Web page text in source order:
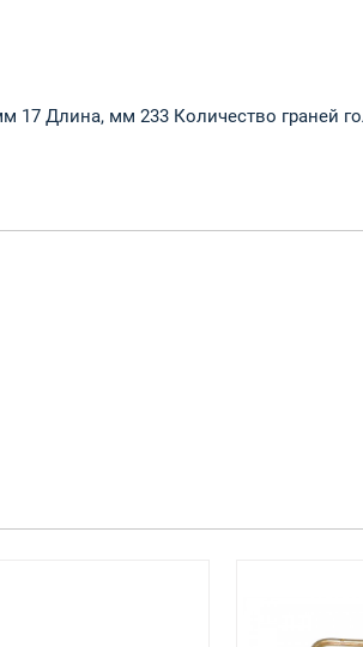
Длина, мм 233 Количество граней